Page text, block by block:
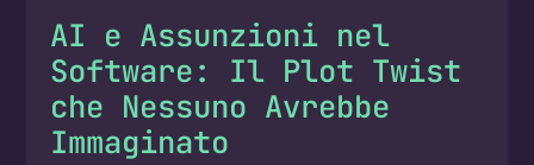
AI e Assunzioni nel
Software: Il Plot Twist
che Nessuno Avrebbe
Immaginato